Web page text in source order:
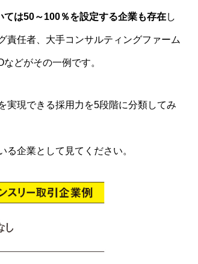
は50～100％を設定する企業も存在し
責任者、大手コンサルティングファーム
どがその一例です。
実現できる採用力を5段階に分類してみ
企業として見てください。